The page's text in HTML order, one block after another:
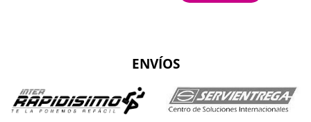
ENVÍOS